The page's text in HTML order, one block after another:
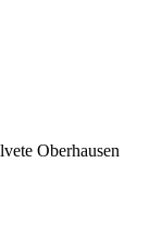
Oberhausen